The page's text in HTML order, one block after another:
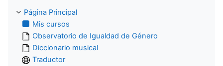
Página Principal
Mis cursos
Observatorio de Igualdad de Género
Diccionario musical
Traductor